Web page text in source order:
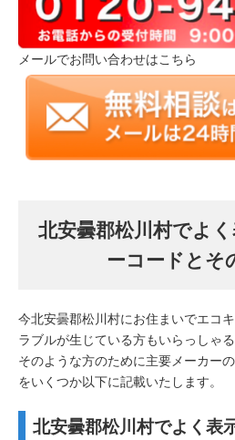
メールでお問い合わせはこちら
北安曇郡松川村でよ
ーコードとそ
今北安曇郡松川村にお住まいでエコ
ラブルが生じている方もいらっしゃる
そのような方のために主要メーカー
をいくつか以下に記載いたします。
北安曇郡松川村でよく表